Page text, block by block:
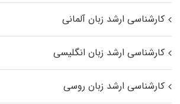
کارشناسی ارشد زبان آلمانی
کارشناسی ارشد زبان انگلیسی
کارشناسی ارشد زبان روسی